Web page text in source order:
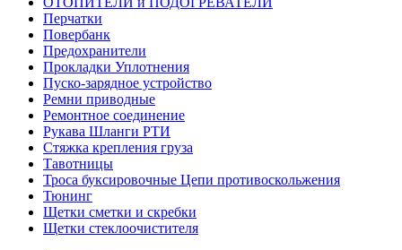
Перчатки
Повербанк
Предохранители
Прокладки Уплотнения
Пуско-зарядное устройство
Ремни приводные
Ремонтное соединение
Рукава Шланги РТИ
Стяжка крепления груза
Тавотницы
Троса буксировочные Цепи противоскольжения
Тюнинг
Щетки сметки и скребки
Щетки стеклоочистителя